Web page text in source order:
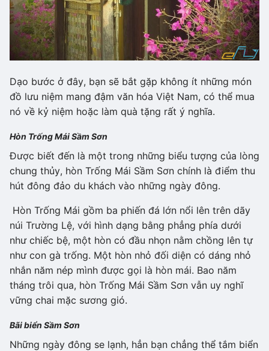
Dạo bước ở đây, bạn sẽ bắt gặp không ít những món
đồ lưu niệm mang đậm văn hóa Việt Nam, có thể mua
nó về kỷ niệm hoặc làm quà tặng rất ý nghĩa.
Hòn Trống Mái Sầm Sơn
Được biết đến là một trong những biểu tượng của lòng
chung thủy, hòn Trống Mái Sầm Sơn chính là điểm thu
hút đông đảo du khách vào những ngày đông.
Hòn Trống Mái gồm ba phiến đá lớn nổi lên trên dãy
núi Trường Lệ, với hình dạng bằng phẳng phía dưới
như chiếc bệ, một hòn có đầu nhọn nằm chồng lên tự
như con gà trống. Một hòn nhỏ đối diện có dáng nhỏ
nhắn năm nép mình được gọi là hòn mái. Bao năm
tháng trôi qua, hòn Trống Mái Sầm Sơn vẫn uy nghĩ
vững chai mặc sương gió.
Bãi biển Sầm Sơn
Những ngày đông se lạnh, hẳn bạn chẳng thể tắm biển